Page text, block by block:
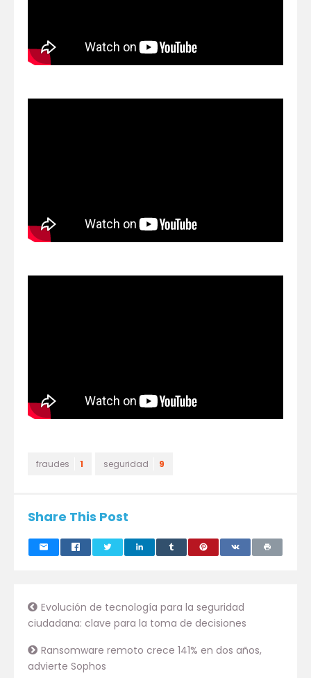
fraudes 1 seguridad 9
Share This Post
Evolución de tecnología para la seguridad
ciudadana: clave para la toma de decisiones
Ransomware remoto crece 141% en dos años,
advierte Sophos